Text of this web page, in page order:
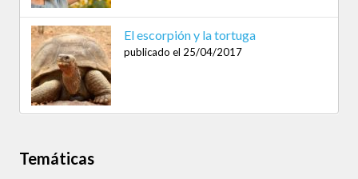
El escorpión y la tortuga
publicado el 25/04/2017
Temáticas